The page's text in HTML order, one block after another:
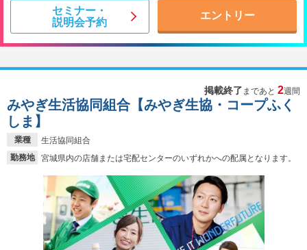
セミナー・
説明会予約
エントリー
掲載終了 まであと 2週間
業種
生活協同組合
勤務地
宮城県内の店舗または宅配センターのいずれかへの配属となります。
みやぎ生活協同組合【みやぎ生協・コープふく
しま】